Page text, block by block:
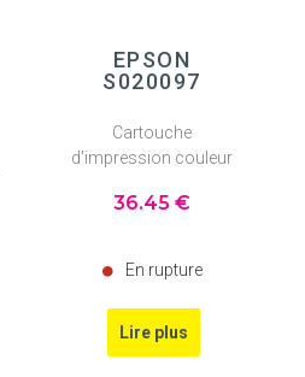
EPSON
S020097
Cartouche
d'impression couleur
36.45 €
En rupture